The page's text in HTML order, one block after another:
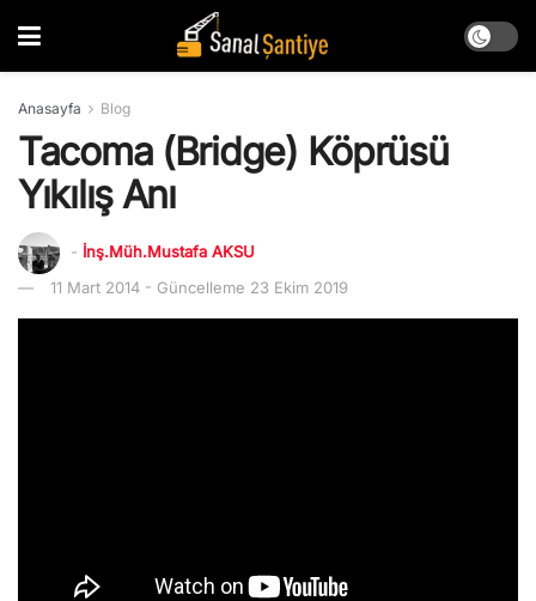
Anasayfa Blog
Tacoma (Bridge) Köprüsü
Yıkılış Anı
- İnş.Müh.Mustafa AKSU
11 Mart 2014 - Güncelleme 23 Ekim 2019